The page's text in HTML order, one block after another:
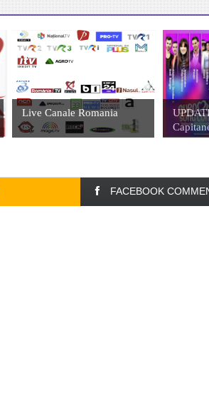
Live Canale Romania
FACEBOOK